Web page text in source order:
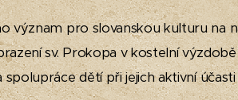
význam pro slovanskou kulturu na
sv. Prokopa v kostelní výzdobě
dětí při jejich aktivní